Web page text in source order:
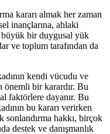
kararı almak her zaman
inançlarına, ahlaki
bir duygusal yük
ve toplum tarafından da
kendi vücudu ve
önemli bir karardır. Bu
faktörlere dayanır. Bu
bu kararı verirken
sonlandırma hakkı, birçok
destek ve danışmanlık